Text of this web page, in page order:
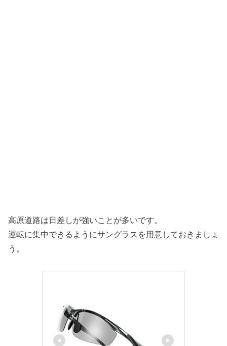
高原道路は日差しが強いことが多いです。
運転に集中できるようにサングラスを用意しておきましょ
う。